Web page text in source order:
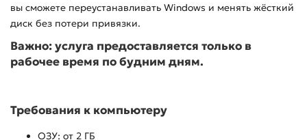
вы сможете переустанавливать Windows и менять жёсткий
диск без потери привязки.
Важно: услуга предоставляется только в
рабочее время по будним дням.
Требования к компьютеру
ОЗУ: от 2 ГБ